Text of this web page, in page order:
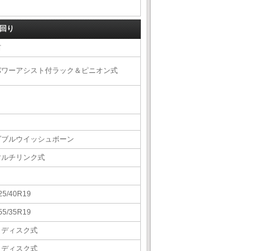
り
ーアシスト付ラック＆ピニオン式
ルウイッシュボーン
チリンク式
40R19
35R19
ィスク式
ィスク式